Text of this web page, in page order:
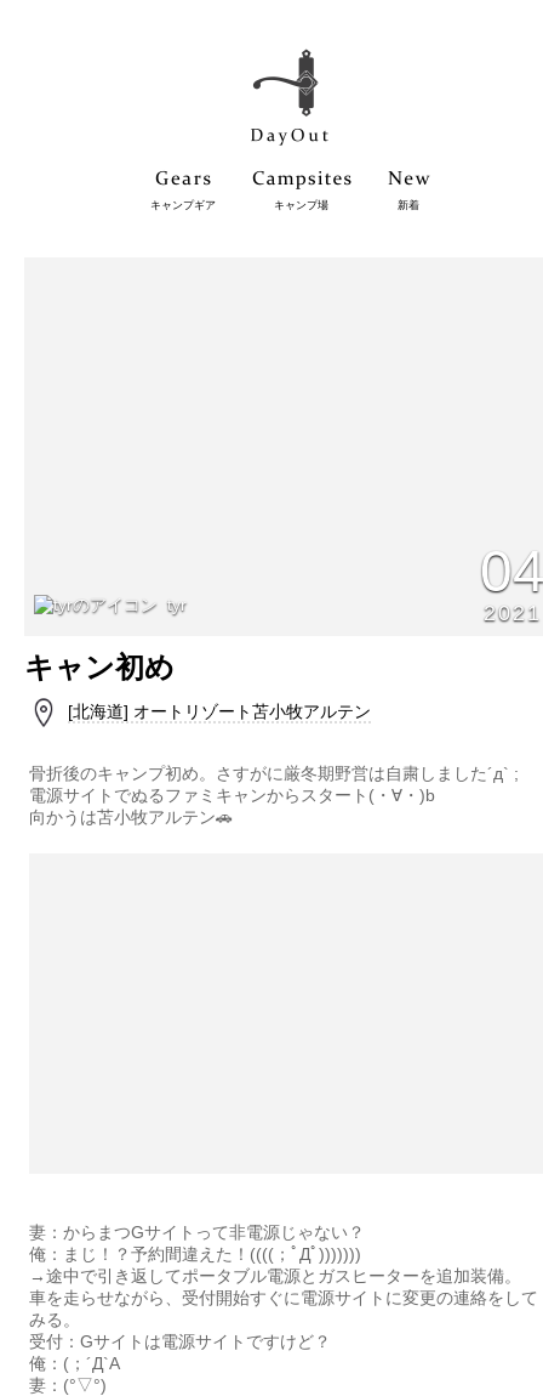
キャンプギア キャンプ場 新着
tyr 2021
キャン初め
[北海道] オートリゾート苫小牧アルテン
骨折後のキャンプ初め。さすがに厳冬期野営は自粛しました´д` ;
電源サイトでぬるファミキャンからスタート(・∀・)b
向かうは苫小牧アルテン🚗
妻：からまつGサイトって非電源じゃない？
俺：まじ！？予約間違えた！((((；ﾟДﾟ)))))))
→途中で引き返してポータブル電源とガスヒーターを追加装備。
車を走らせながら、受付開始すぐに電源サイトに変更の連絡をして
みる。
受付：Gサイトは電源サイトですけど？
俺：(；´Д`A
妻：(°▽°)